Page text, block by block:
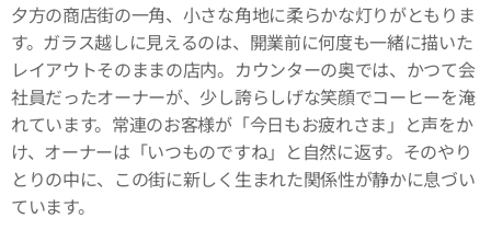
夕方の商店街の一角、小さな角地に柔らかな灯りがともりま
す。ガラス越しに見えるのは、開業前に何度も一緒に描いた
レイアウトそのままの店内。カウンターの奥では、かつて会
社員だったオーナーが、少し誇らしげな笑顔でコーヒーを淹
れています。常連のお客様が「今日もお疲れさま」と声をか
け、オーナーは「いつものですね」と自然に返す。そのやり
とりの中に、この街に新しく生まれた関係性が静かに息づい
ています。